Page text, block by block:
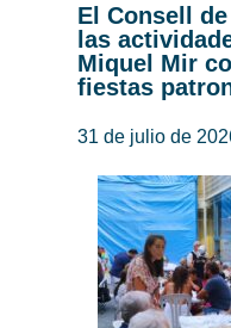
El Consell
las
Miquel Mir
fiestas
31 de julio de